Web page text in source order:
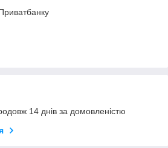
14 днів за домовленістю